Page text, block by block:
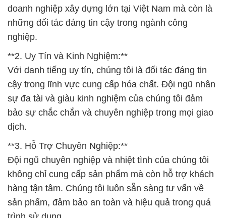
doanh nghiệp xây dựng lớn tại Việt Nam mà còn là
những đối tác đáng tin cậy trong ngành công
nghiệp.
**2. Uy Tín và Kinh Nghiệm:**
Với danh tiếng uy tín, chúng tôi là đối tác đáng tin
cậy trong lĩnh vực cung cấp hóa chất. Đội ngũ nhân
sự đa tài và giàu kinh nghiệm của chúng tôi đảm
bảo sự chắc chắn và chuyên nghiệp trong mọi giao
dịch.
**3. Hỗ Trợ Chuyên Nghiệp:**
Đội ngũ chuyên nghiệp và nhiệt tình của chúng tôi
không chỉ cung cấp sản phẩm mà còn hỗ trợ khách
hàng tận tâm. Chúng tôi luôn sẵn sàng tư vấn về
sản phẩm, đảm bảo an toàn và hiệu quả trong quá